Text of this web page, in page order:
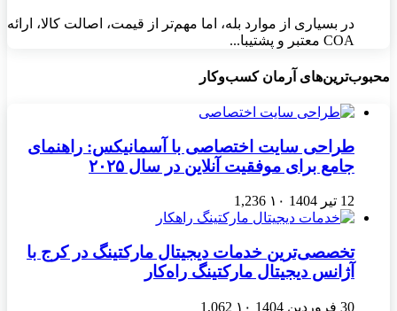
در بسیاری از موارد بله، اما مهم‌تر از قیمت، اصالت کالا، ارائه
COA معتبر و پشتیبا...
محبوب‌ترین‌های آرمان کسب‌وکار
طراحی سایت اختصاصی با آسمانیکس: راهنمای
جامع برای موفقیت آنلاین در سال ۲۰۲۵
12 تیر 1404 ۱۰ 1,236
تخصصی‌ترین خدمات دیجیتال مارکتینگ در کرج با
آژانس دیجیتال مارکتینگ راه‌کار
30 فروردین 1404 ۱۰ 1,062